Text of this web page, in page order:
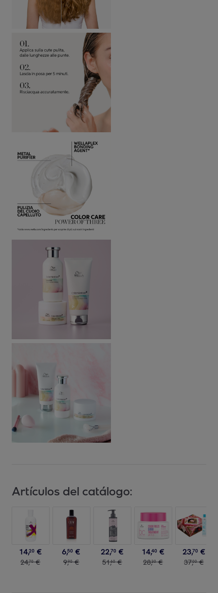
Artículos del catálogo:
14,20 €
24,70 €
6,50 €
9,90 €
22,70 €
51,60 €
14,40 €
28,30 €
23,70 €
37,00 €